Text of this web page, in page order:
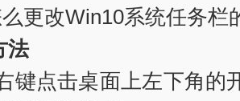
更改Win10系统任务栏
点击桌面上左下角的